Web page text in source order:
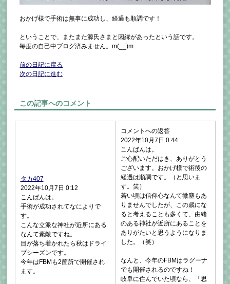
おかげ様で手術は無事に成功し、経過も順調です！
ということで、またまた源氏さまと因縁があったという話です。
毎度の自己中ブログ済みません。m(__)m
前の日記に戻る
次の日記に進む
この記事へのコメント
タカ407
2022年10月7日 0:12
こんばんは。
手術が成功されてなによりで
す。
こんな立派な神社が近所にある
なんて素敵ですね。
目が落ち着かれたら秋はドライ
ブシーズンです。
今年はFBMも2箇所で開催され
ます。
コメントへの返答
2022年10月7日 0:44
こんばんは。
ご心配いただはき、ありがとう
ございます。おかげ様で術後の
経過は順調です。（と思いま
す。笑）
若い頃は信仰心なんて微塵もあ
りませんでしたが、この歳にな
ると考えることも多くて、由緒
のある神社が近所にあることを
ありがたいと思うようになりま
した。（笑）
なんと、今年のFBMはラグーナ
でも開催されるのですね！
岐阜に住んでいた頃なら、「思